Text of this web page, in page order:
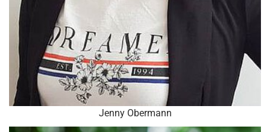
Jenny Obermann